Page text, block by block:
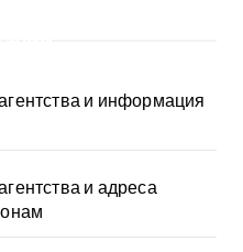
и информация
и адреса